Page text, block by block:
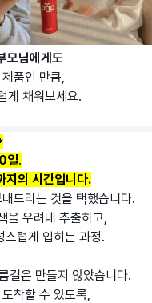
모님에게도
품인 만큼,
게 채워보세요.
일.
지의 시간입니다.
드리는 것을 택했습니다.
을 우려내 추출하고,
스럽게 입히는 과정.
길은 만들지 않았습니다.
착할 수 있도록,